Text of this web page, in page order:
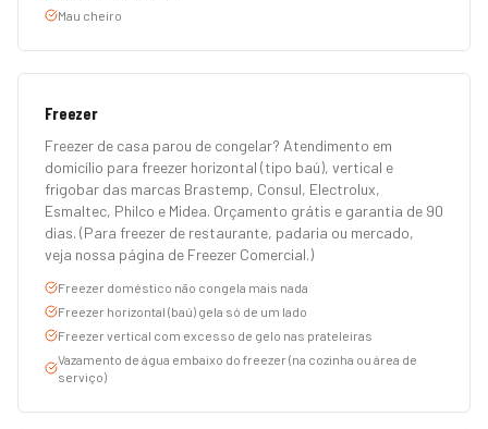
Mau cheiro
Freezer
Freezer de casa parou de congelar? Atendimento em
domicílio para freezer horizontal (tipo baú), vertical e
frigobar das marcas Brastemp, Consul, Electrolux,
Esmaltec, Philco e Midea. Orçamento grátis e garantia de 90
dias. (Para freezer de restaurante, padaria ou mercado,
veja nossa página de Freezer Comercial.)
Freezer doméstico não congela mais nada
Freezer horizontal (baú) gela só de um lado
Freezer vertical com excesso de gelo nas prateleiras
Vazamento de água embaixo do freezer (na cozinha ou área de
serviço)